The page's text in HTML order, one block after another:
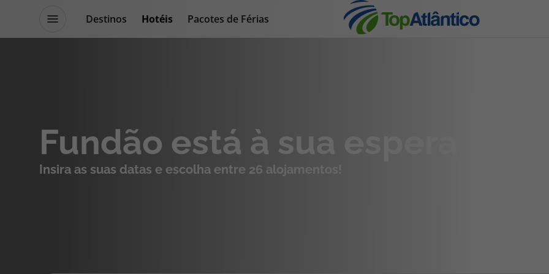
Destinos Hotéis
Pacotes de Férias
Promoções
Blog TopViagens
Voos Cruzeiros
Fundão está à sua espera
Insira as suas datas e escolha entre 26 alojamentos!